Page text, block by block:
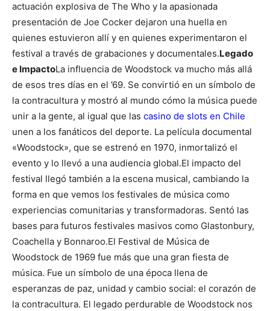
actuación explosiva de The Who y la apasionada
presentación de Joe Cocker dejaron una huella en
quienes estuvieron allí y en quienes experimentaron el
festival a través de grabaciones y documentales.Legado
e ImpactoLa influencia de Woodstock va mucho más allá
de esos tres días en el ’69. Se convirtió en un símbolo de
la contracultura y mostró al mundo cómo la música puede
unir a la gente, al igual que las casino de slots en Chile
unen a los fanáticos del deporte. La película documental
«Woodstock», que se estrenó en 1970, inmortalizó el
evento y lo llevó a una audiencia global.El impacto del
festival llegó también a la escena musical, cambiando la
forma en que vemos los festivales de música como
experiencias comunitarias y transformadoras. Sentó las
bases para futuros festivales masivos como Glastonbury,
Coachella y Bonnaroo.El Festival de Música de
Woodstock de 1969 fue más que una gran fiesta de
música. Fue un símbolo de una época llena de
esperanzas de paz, unidad y cambio social: el corazón de
la contracultura. El legado perdurable de Woodstock nos